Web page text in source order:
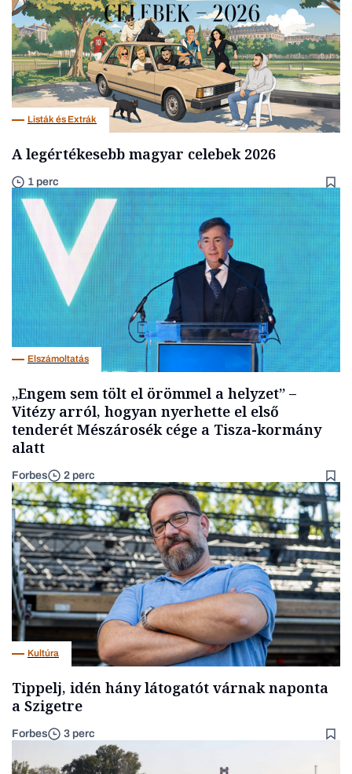
Listák és Extrák
A legértékesebb magyar celebek 2026
1 perc
Elszámoltatás
„Engem sem tölt el örömmel a helyzet” –
Vitézy arról, hogyan nyerhette el első
tenderét Mészárosék cége a Tisza-kormány
alatt
Forbes 2 perc
Kultúra
Tippelj, idén hány látogatót várnak naponta
a Szigetre
Forbes 3 perc